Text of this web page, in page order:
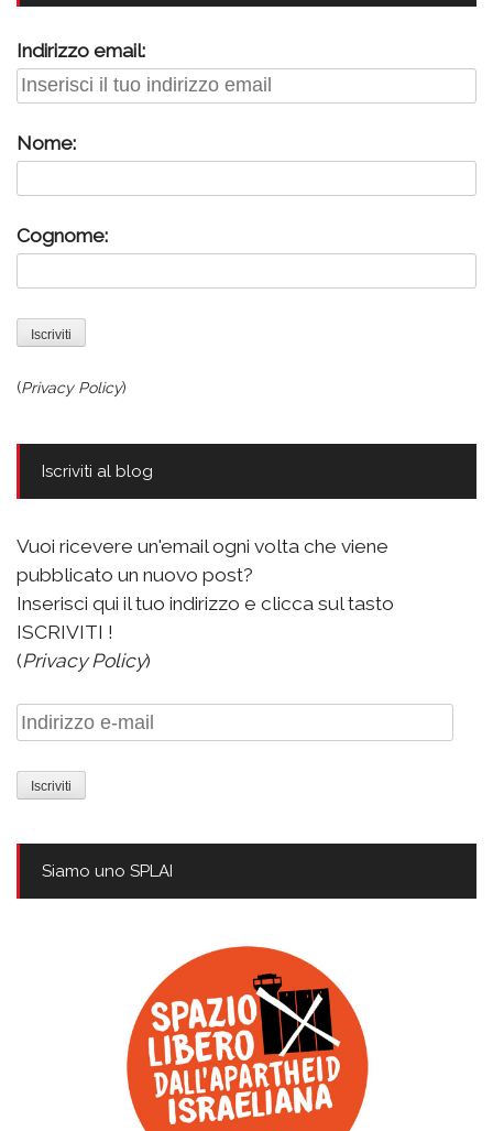
Indirizzo email:
Nome:
Cognome:
(Privacy Policy)
Iscriviti al blog
Vuoi ricevere un'email ogni volta che viene
pubblicato un nuovo post?
Inserisci qui il tuo indirizzo e clicca sul tasto
ISCRIVITI !
(Privacy Policy)
Indirizzo
e-
mail
Siamo uno SPLAI